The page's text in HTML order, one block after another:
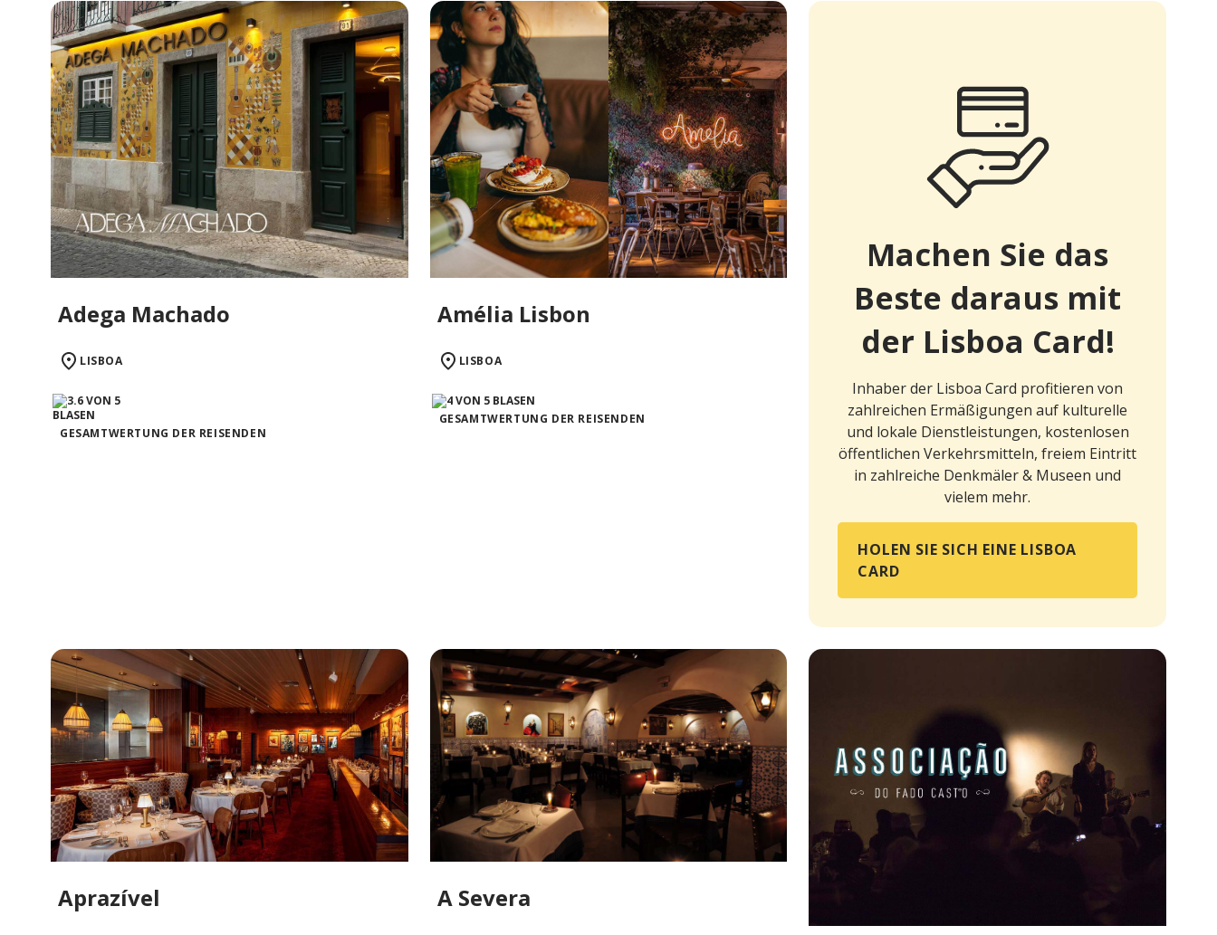
Adega Machado
LISBOA
GESAMTWERTUNG DER REISENDEN
Amélia Lisbon
LISBOA
GESAMTWERTUNG DER REISENDEN
Machen Sie das
Beste daraus mit
der Lisboa Card!
Inhaber der Lisboa Card profitieren von
zahlreichen Ermäßigungen auf kulturelle
und lokale Dienstleistungen, kostenlosen
öffentlichen Verkehrsmitteln, freiem Eintritt
in zahlreiche Denkmäler & Museen und
vielem mehr.
HOLEN SIE SICH EINE LISBOA
CARD
Aprazível A Severa